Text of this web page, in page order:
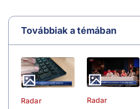
Továbbiak a témában
Radar Radar